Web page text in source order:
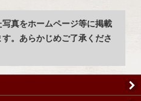
真をホームページ等に掲載
。あらかじめご了承くださ